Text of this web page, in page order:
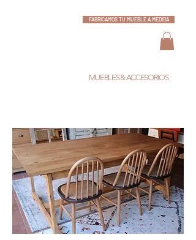
FABRICAMOS TU MUEBLE A MEDIDA
MUEBLES & ACCESORIOS